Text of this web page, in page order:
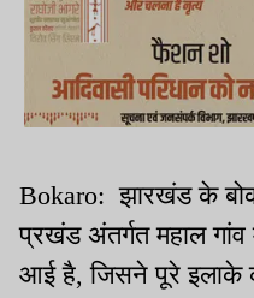
Bokaro: झारखंड के
प्रखंड अंतर्गत महाल
आई है, जिसने पूरे इलाके